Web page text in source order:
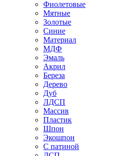
Фиолетовые
Мятные
Золотые
Синие
Материал
МДФ
Эмаль
Акрил
Береза
Дерево
Дуб
ЛДСП
Массив
Пластик
Шпон
Экошпон
С патиной